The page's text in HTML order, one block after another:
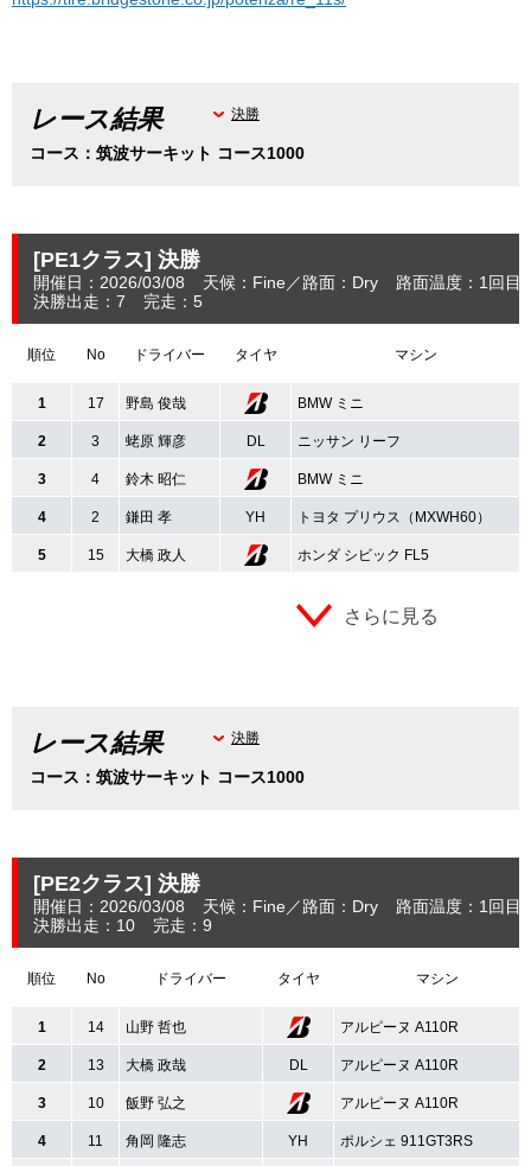
レース結果
コース：筑波サーキット コース1000
決勝
[PE1クラス] 決勝
開催日：2026/03/08 天候：Fine 路面：Dry
路面温度：1回
決勝出走：7
完走：5
順位 No ドライバー タイヤ マシン
1 17 野島 俊哉 BMW ミニ
2 3 蛯原 輝彦 DL ニッサン リーフ
3 4 鈴木 昭仁 BMW ミニ
4 2 鎌田 孝 YH トヨタ プリウス（MXWH60）
5 15 大橋 政人 ホンダ シビック FL5
さらに見る
レース結果
コース：筑波サーキット コース1000
決勝
[PE2クラス] 決勝
開催日：2026/03/08 天候：Fine 路面：Dry
路面温度：1回
決勝出走：10
完走：9
順位 No ドライバー タイヤ マシン
1 14 山野 哲也 アルピーヌ A110R
2 13 大橋 政哉 DL アルピーヌ A110R
3 10 飯野 弘之 アルピーヌ A110R
4 11 角岡 隆志 YH ポルシェ 911GT3RS